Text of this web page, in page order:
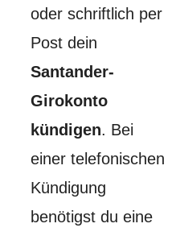
oder schriftlich per
Post dein
Santander-
Girokonto
kündigen. Bei
einer telefonischen
Kündigung
benötigst du eine